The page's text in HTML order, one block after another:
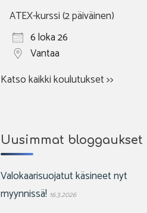
ATEX-kurssi (2 päiväinen)
6 loka 26
Vantaa
Katso kaikki koulutukset >>
Uusimmat bloggaukset
Valokaarisuojatut käsineet nyt
myynnissä! 16.3.2026